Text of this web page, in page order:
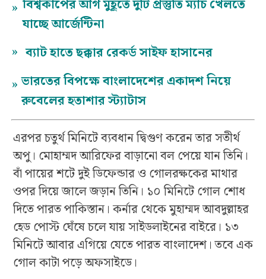
» বিশ্বকাপের আগ মুহূর্তে দুটি প্রস্তুতি ম্যাচ খেলতে
যাচ্ছে আর্জেন্টিনা
» ব্যাট হাতে ছক্কার রেকর্ড সাইফ হাসানের
» ভারতের বিপক্ষে বাংলাদেশের একাদশ নিয়ে
রুবেলের হতাশার স্ট্যাটাস
এরপর চতুর্থ মিনিটে ব্যবধান দ্বিগুণ করেন তার সতীর্থ
অপু। মোহাম্মদ আরিফের বাড়ানো বল পেয়ে যান তিনি।
বাঁ পায়ের শটে দুই ডিফেন্ডার ও গোলরক্ষকের মাথার
ওপর দিয়ে জালে জড়ান তিনি। ১০ মিনিটে গোল শোধ
দিতে পারত পাকিস্তান। কর্নার থেকে মুহাম্মদ আবদুল্লাহর
হেড পোস্ট ঘেঁষে চলে যায় সাইডলাইনের বাইরে। ১৩
মিনিটে আবার এগিয়ে যেতে পারত বাংলাদেশ। তবে এক
গোল কাটা পড়ে অফসাইডে।